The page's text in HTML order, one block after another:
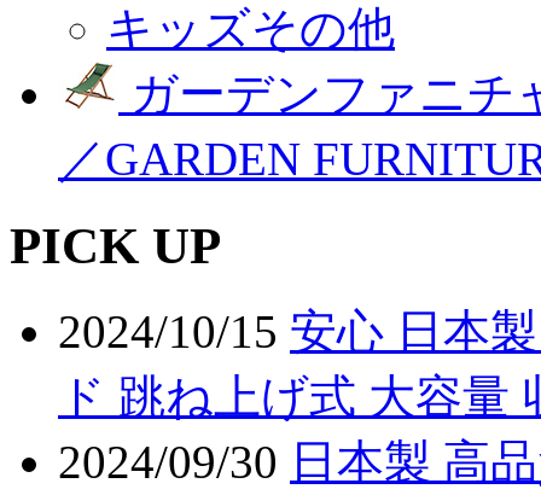
キッズその他
ガーデンファニチ
／GARDEN
PICK UP
2024/10/15 安心 日本
ド 跳ね上げ式 大容量
2024/09/30 日本製 高